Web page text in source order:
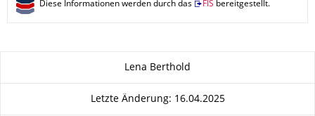
Diese Informationen werden durch das FIS bereitgestellt.
Lena Berthold
Letzte Änderung: 16.04.2025